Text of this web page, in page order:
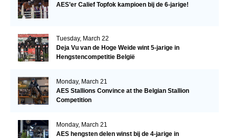
AES’er Calief Topfok kampioen bij de 6-jarige!
Tuesday, March 22
Deja Vu van de Hoge Weide wint 5-jarige in
Hengstencompetitie België
Monday, March 21
AES Stallions Convince at the Belgian Stallion
Competition
Monday, March 21
AES hengsten delen winst bij de 4-jarige in